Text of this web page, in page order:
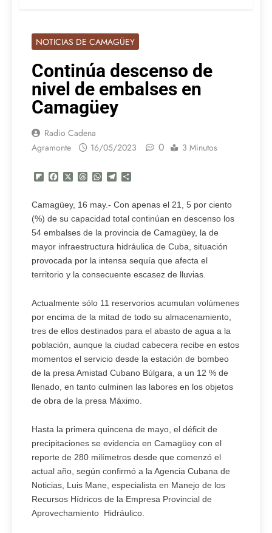
NOTICIAS DE CAMAGÜEY
Continúa descenso de
nivel de embalses en
Camagüey
Radio Cadena
Agramonte
16/05/2023 0 3 Minutos
Flipboard
FacebookThreadsWhatsApp
Telegram
Camagüey, 16 may.- Con apenas el 21, 5 por ciento
(%) de su capacidad total continúan en descenso los
54 embalses de la provincia de Camagüey, la de
mayor infraestructura hidráulica de Cuba, situación
provocada por la intensa sequía que afecta el
territorio y la consecuente escasez de lluvias.
Actualmente sólo 11 reservorios acumulan volúmenes
por encima de la mitad de todo su almacenamiento,
tres de ellos destinados para el abasto de agua a la
población, aunque la ciudad cabecera recibe en estos
momentos el servicio desde la estación de bombeo
de la presa Amistad Cubano Búlgara, a un 12 % de
llenado, en tanto culminen las labores en los objetos
de obra de la presa Máximo.
Hasta la primera quincena de mayo, el déficit de
precipitaciones se evidencia en Camagüey con el
reporte de 280 milímetros desde que comenzó el
actual año, según confirmó a la Agencia Cubana de
Noticias, Luis Mane, especialista en Manejo de los
Recursos Hídricos de la Empresa Provincial de
Aprovechamiento Hidráulico.